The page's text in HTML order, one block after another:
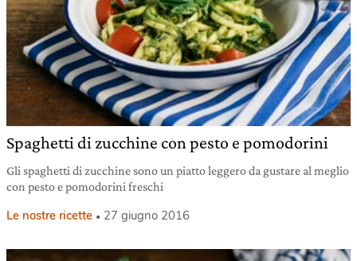
Spaghetti di zucchine con pesto e pomodorini
Gli spaghetti di zucchine sono un piatto leggero da gustare al meglio
con pesto e pomodorini freschi
Le nostre ricette 27 giugno 2016